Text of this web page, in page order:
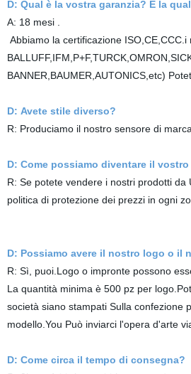
D: Qual è la vostra garanzia? E la
A: 18 mesi .
Abbiamo la certificazione
BANNER,BAUMER,AUTONICS,etc)
D: Avete stile diverso?
R: Produciamo il nostro sensore di
D: Come possiamo diventare il
R: Se potete vendere i nostri prodotti
politica di protezione dei prezzi in ogni
D: Possiamo avere il nostro logo o il
R: Sì, puoi.Logo o impronte possono
La quantità minima è 500 pz per
società siano stampati Sulla confezione
modello.You Può inviarci l'opera d'arte
D: Come circa il tempo di consegna?